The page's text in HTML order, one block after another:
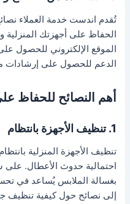
تُقدم اندست خدمة العملاء
الحفاظ على أجهزتك المنزلية
الموقع الإلكتروني للحصول
الدعم للحصول على
أهم النصائح للحفاظ
1. تنظيف الأجهزة بانتظام
تنظيف الأجهزة المنزلية
احتمالية حدوث الأعطال. على
بغسالة الملابس يُساعد في
إلى نصائح حول كيفية تنظيف